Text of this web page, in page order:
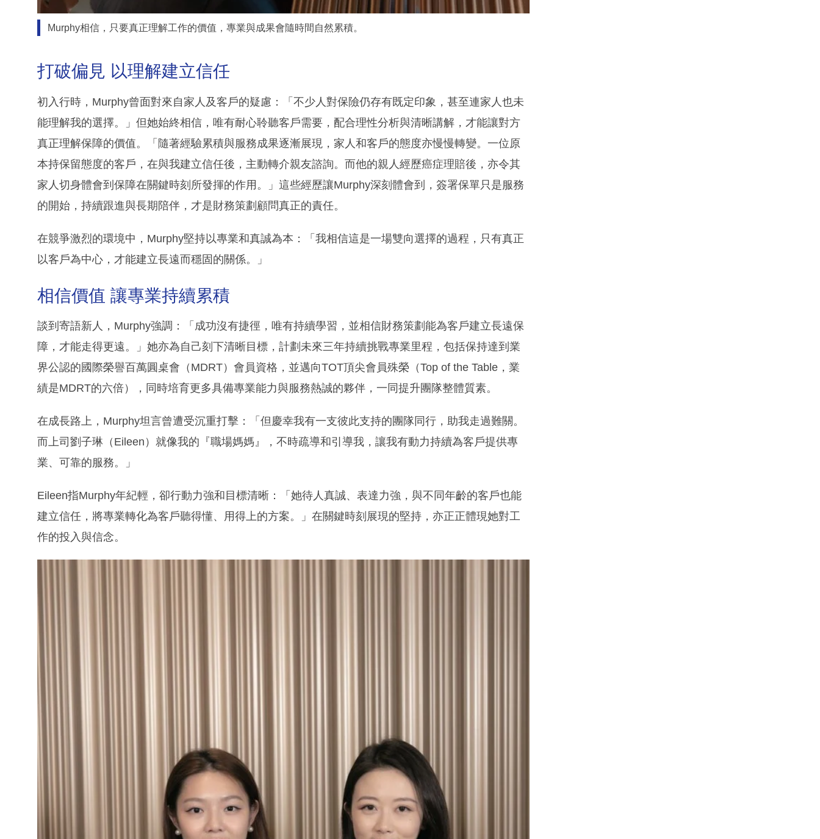
Murphy相信，只要真正理解工作的價值，專業與成果會隨時間自然累積。
打破偏見 以理解建立信任
初入行時，Murphy曾面對來自家人及客戶的疑慮：「不少人對保險仍存有既定印象，甚至連家人也未
能理解我的選擇。」但她始終相信，唯有耐心聆聽客戶需要，配合理性分析與清晰講解，才能讓對方
真正理解保障的價值。「隨著經驗累積與服務成果逐漸展現，家人和客戶的態度亦慢慢轉變。一位原
本持保留態度的客戶，在與我建立信任後，主動轉介親友諮詢。而他的親人經歷癌症理賠後，亦令其
家人切身體會到保障在關鍵時刻所發揮的作用。」這些經歷讓Murphy深刻體會到，簽署保單只是服務
的開始，持續跟進與長期陪伴，才是財務策劃顧問真正的責任。
在競爭激烈的環境中，Murphy堅持以專業和真誠為本：「我相信這是一場雙向選擇的過程，只有真正
以客戶為中心，才能建立長遠而穩固的關係。」
相信價值 讓專業持續累積
談到寄語新人，Murphy強調：「成功沒有捷徑，唯有持續學習，並相信財務策劃能為客戶建立長遠保
障，才能走得更遠。」她亦為自己刻下清晰目標，計劃未來三年持續挑戰專業里程，包括保持達到業
界公認的國際榮譽百萬圓桌會（MDRT）會員資格，並邁向TOT頂尖會員殊榮（Top of the Table，業
績是MDRT的六倍），同時培育更多具備專業能力與服務熱誠的夥伴，一同提升團隊整體質素。
在成長路上，Murphy坦言曾遭受沉重打擊：「但慶幸我有一支彼此支持的團隊同行，助我走過難關。
而上司劉子琳（Eileen）就像我的『職場媽媽』，不時疏導和引導我，讓我有動力持續為客戶提供專
業、可靠的服務。」
Eileen指Murphy年紀輕，卻行動力強和目標清晰：「她待人真誠、表達力強，與不同年齡的客戶也能
建立信任，將專業轉化為客戶聽得懂、用得上的方案。」在關鍵時刻展現的堅持，亦正正體現她對工
作的投入與信念。